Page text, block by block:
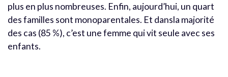
plus en plus nombreuses. Enfin, aujourd’hui, un quart
des familles sont monoparentales. Et dansla majorité
des cas (85 %), c’est une femme qui vit seule avec ses
enfants.